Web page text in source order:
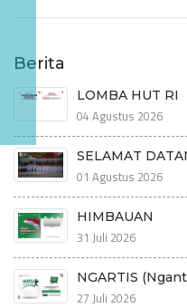
Berita
LOMBA HUT RI
04 Agustus 2026
SELAMAT
01 Agustus 2026
HIMBAUAN
31 Juli 2026
NGARTIS
27 Juli 2026